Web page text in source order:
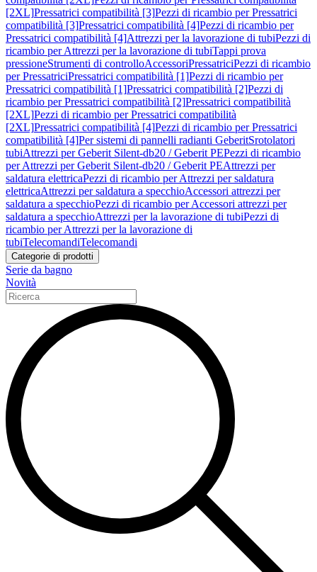
[2XL]Pressatrici compatibilità [3]Pezzi di ricambio per Pressatrici
compatibilità [3]Pressatrici compatibilità [4]Pezzi di ricambio per
Pressatrici compatibilità [4]Attrezzi per la lavorazione di tubiPezzi di
ricambio per Attrezzi per la lavorazione di tubiTappi prova
pressioneStrumenti di controlloAccessoriPressatriciPezzi di ricambio
per PressatriciPressatrici compatibilità [1]Pezzi di ricambio per
Pressatrici compatibilità [1]Pressatrici compatibilità [2]Pezzi di
ricambio per Pressatrici compatibilità [2]Pressatrici compatibilità
[2XL]Pezzi di ricambio per Pressatrici compatibilità
[2XL]Pressatrici compatibilità [4]Pezzi di ricambio per Pressatrici
compatibilità [4]Per sistemi di pannelli radianti GeberitSrotolatori
tubiAttrezzi per Geberit Silent-db20 / Geberit PEPezzi di ricambio
per Attrezzi per Geberit Silent-db20 / Geberit PEAttrezzi per
saldatura elettricaPezzi di ricambio per Attrezzi per saldatura
elettricaAttrezzi per saldatura a specchioAccessori attrezzi per
saldatura a specchioPezzi di ricambio per Accessori attrezzi per
saldatura a specchioAttrezzi per la lavorazione di tubiPezzi di
ricambio per Attrezzi per la lavorazione di
tubiTelecomandiTelecomandi
Categorie di prodotti
Serie da bagno
Novità